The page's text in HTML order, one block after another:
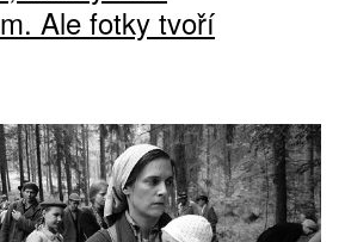
Ale fotky tvoří